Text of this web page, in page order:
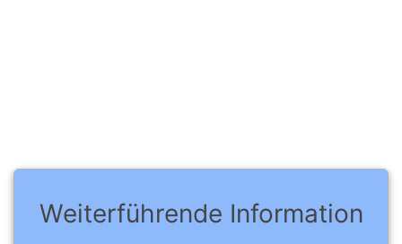
Weiterführende Information